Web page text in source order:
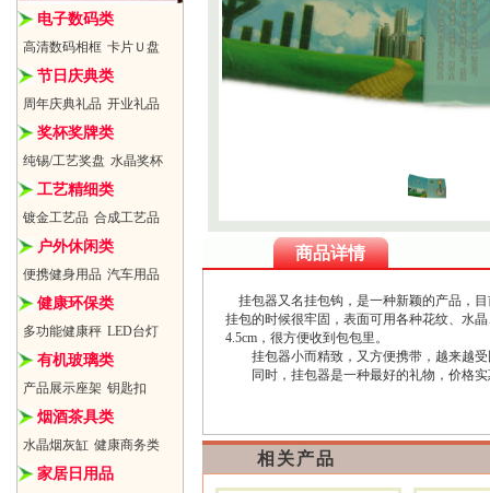
电子数码类
高清数码相框 卡片Ｕ盘
节日庆典类
周年庆典礼品 开业礼品
奖杯奖牌类
纯锡/工艺奖盘 水晶奖杯
工艺精细类
镀金工艺品 合成工艺品
户外休闲类
便携健身用品 汽车用品
健康环保类
多功能健康秤 LED台灯
有机玻璃类
产品展示座架 钥匙扣
烟酒茶具类
水晶烟灰缸 健康商务类
家居日用品
商品详情
挂包器又名挂包钩，是一种新颖的产品，
挂包的时候很牢固，表面可用各种花纹、水
4.5cm，很方便收到包包里。
挂包器小而精致，又方便携带，越来越受
同时，挂包器是一种最好的礼物，价格实
相关产品